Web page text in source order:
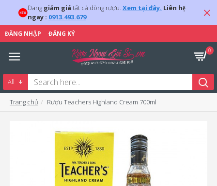
Đang giảm giá tất cả dòng rượu. Xem tại đây. Liên hệ
ngay : 0913.493.679
ĐĂNG NHẬP ĐĂNG KÝ
0
All
Trang chủ Rượu Teachers Highland Cream 700ml